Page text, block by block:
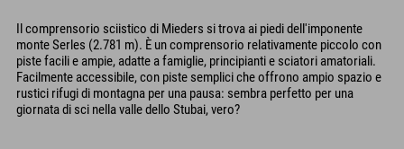
Il comprensorio sciistico di Mieders si trova ai piedi dell'imponente
monte Serles (2.781 m). È un comprensorio relativamente piccolo con
piste facili e ampie, adatte a famiglie, principianti e sciatori amatoriali.
Facilmente accessibile, con piste semplici che offrono ampio spazio e
rustici rifugi di montagna per una pausa: sembra perfetto per una
giornata di sci nella valle dello Stubai, vero?